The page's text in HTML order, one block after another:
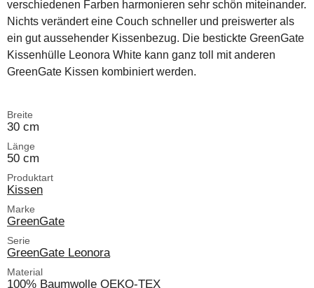
verschiedenen Farben harmonieren sehr schön miteinander.
Nichts verändert eine Couch schneller und preiswerter als
ein gut aussehender Kissenbezug. Die bestickte GreenGate
Kissenhülle Leonora White kann ganz toll mit anderen
GreenGate Kissen kombiniert werden.
Breite
30 cm
Länge
50 cm
Produktart
Kissen
Marke
GreenGate
Serie
GreenGate Leonora
Material
100% Baumwolle OEKO-TEX